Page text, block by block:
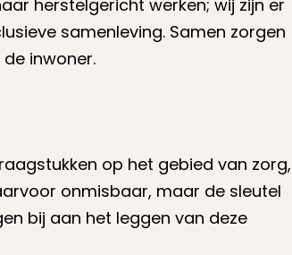
herstelgericht werken; wij zijn er
samenleving. Samen zorgen
inwoner.
op het gebied van zorg,
onmisbaar, maar de sleutel
bij aan het leggen van deze